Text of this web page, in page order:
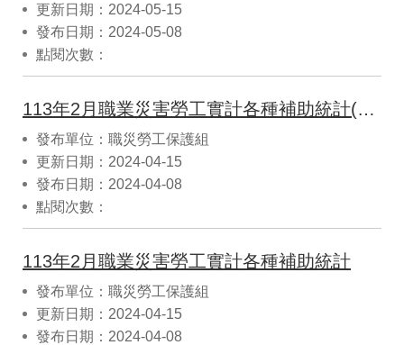
更新日期：2024-05-15
發布日期：2024-05-08
點閱次數：
113年2月職業災害勞工實計各種補助統計(CSV)
發布單位：職災勞工保護組
更新日期：2024-04-15
發布日期：2024-04-08
點閱次數：
113年2月職業災害勞工實計各種補助統計
發布單位：職災勞工保護組
更新日期：2024-04-15
發布日期：2024-04-08